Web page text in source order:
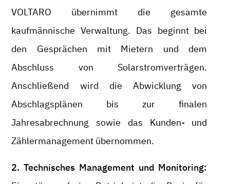
VOLTARO übernimmt die gesamte
kaufmännische Verwaltung. Das beginnt bei
den Gesprächen mit Mietern und dem
Abschluss von Solarstromverträgen.
Anschließend wird die Abwicklung von
Abschlagsplänen bis zur finalen
Jahresabrechnung sowie das Kunden- und
Zählermanagement übernommen.
2. Technisches Management und Monitoring: